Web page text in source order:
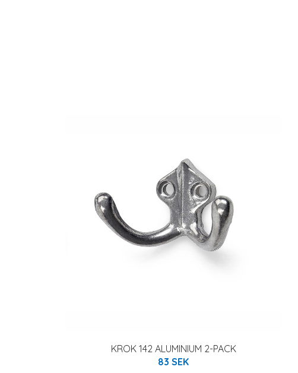
KROK 142 ALUMINIUM 2-PACK
83 SEK